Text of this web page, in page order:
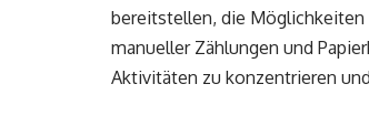
bereitstellen, die Möglichkeiten
manueller Zählungen und
Aktivitäten zu konzentrieren